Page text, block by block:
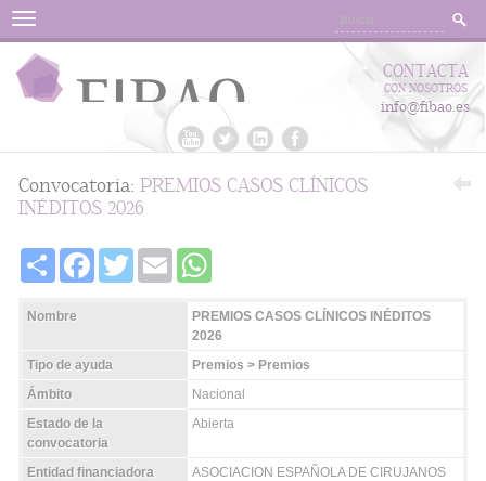
Menu
CONTACTA
CON NOSOTROS
info@fibao.es
Convocatoria: PREMIOS CASOS CLÍNICOS
INÉDITOS 2026
Share FacebookTwitter Email
Nombre
PREMIOS CASOS CLÍNICOS INÉDITOS
2026
Tipo de ayuda
Premios > Premios
Ámbito
Nacional
Estado de la
convocatoria
Abierta
Entidad financiadora
ASOCIACION ESPAÑOLA DE CIRUJANOS